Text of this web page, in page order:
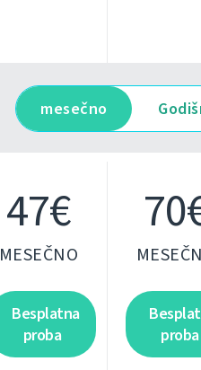
mesečno
47€
MESEČNO
Besplatna
proba
proba